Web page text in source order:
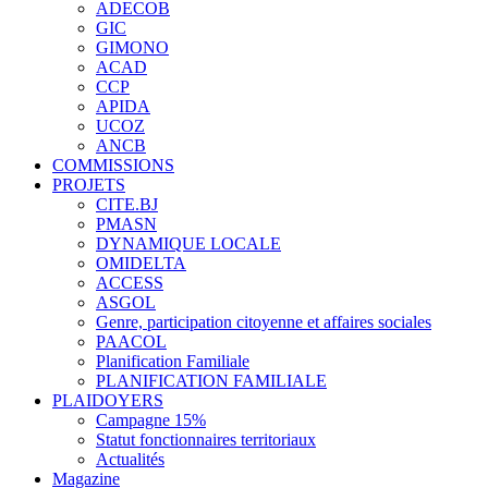
ADECOB
GIC
GIMONO
ACAD
CCP
APIDA
UCOZ
ANCB
COMMISSIONS
PROJETS
CITE.BJ
PMASN
DYNAMIQUE LOCALE
OMIDELTA
ACCESS
ASGOL
Genre, participation citoyenne et affaires sociales
PAACOL
Planification Familiale
PLANIFICATION FAMILIALE
PLAIDOYERS
Campagne 15%
Statut fonctionnaires territoriaux
Actualités
Magazine